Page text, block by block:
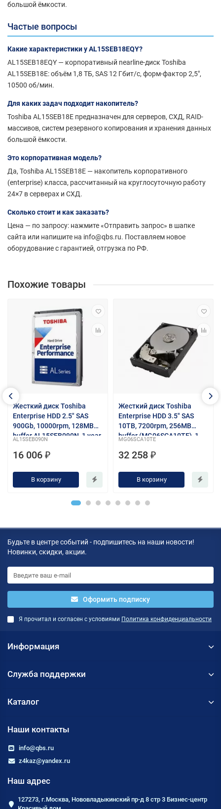
большой ёмкости.
Частые вопросы
Какие характеристики у AL15SEB18EQY?
AL15SEB18EQY — корпоративный nearline-диск Toshiba
AL15SEB18E: объём 1,8 ТБ, SAS 12 Гбит/с, форм-фактор 2,5",
10500 об/мин.
Для каких задач подходит накопитель?
Toshiba AL15SEB18E предназначен для серверов, СХД, RAID-
массивов, систем резервного копирования и хранения данных
большой ёмкости.
Это корпоративная модель?
Да, Toshiba AL15SEB18E — накопитель корпоративного
(enterprise) класса, рассчитанный на круглосуточную работу
24×7 в серверах и СХД.
Сколько стоит и как заказать?
Цена — по запросу: нажмите «Отправить запрос» в шапке
сайта или напишите на info@qbs.ru. Поставляем новое
оборудование с гарантией, отгрузка по РФ.
Похожие товары
Жесткий диск Toshiba
Enterprise HDD 2.5" SAS
900Gb, 10000rpm, 128MB
buffer AL15SEB090N, 1 year
AL15SEB090N
16 006 ₽
В корзину
Жесткий диск Toshiba
Enterprise HDD 3.5" SAS
10ТB, 7200rpm, 256MB
buffer (MG06SCA10TE), 1
MG06SCA10TE
32 258 ₽
В корзину
Будьте в центре событий - подпишитесь на наши новости!
Новинки, скидки, акции.
Оформить подписку
Я прочитал и согласен с условиями Политика конфиденциальности
Информация
Служба поддержки
Каталог
Наши контакты
info@qbs.ru
z4kaz@yandex.ru
Наш адрес
127273, г.Москва, Нововладыкинский пр-д 8 стр 3 Бизнес-центр